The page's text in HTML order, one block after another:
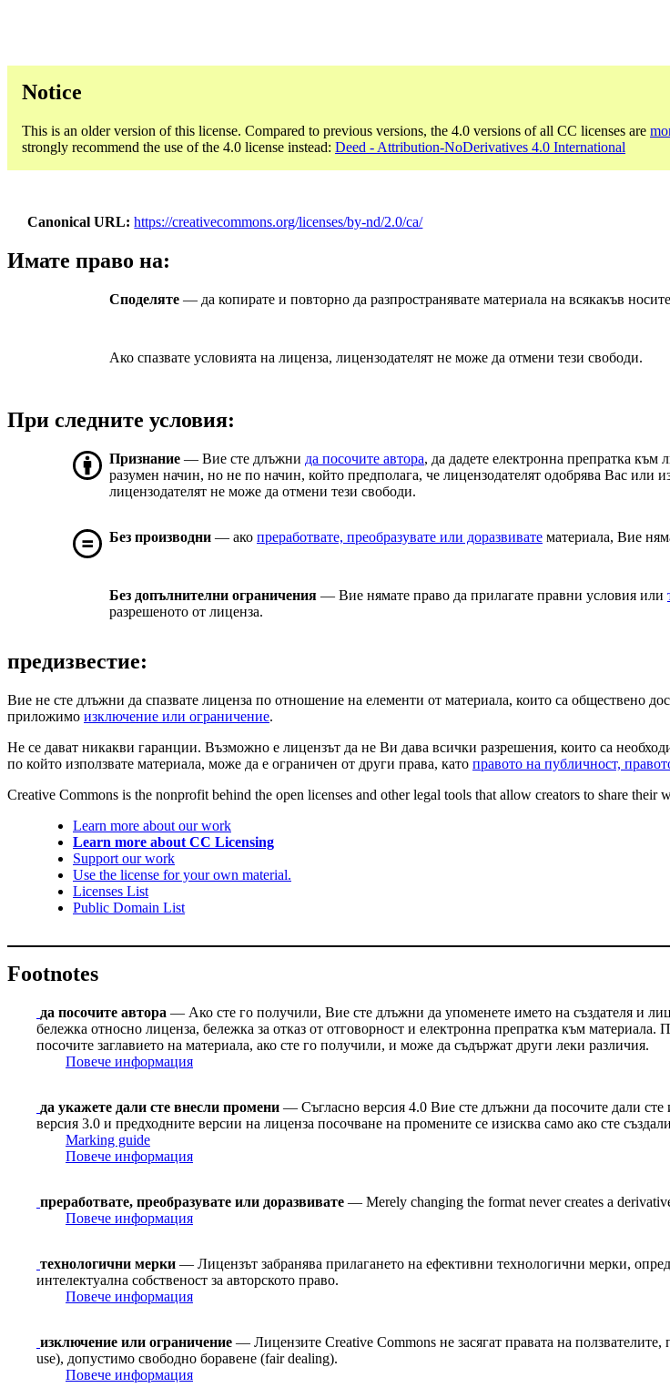
Notice
This is an older version of this license. Compared to previous versions, the 4.0 versions of all CC licenses are
strongly recommend the use of the 4.0 license instead: Deed - Attribution-NoDerivatives 4.0 International
Canonical URL https://creativecommons.org/licenses/by-nd/2.0/ca/
Имате право на:
Споделяте — да копирате и повторно да разпространявате материала на всякакъв
Ако спазвате условията на лиценза, лицензодателят не може да отмени тези свободи.
При следните условия:
Признание — Вие сте длъжни да посочите автора, да дадете електронна препратка към
разумен начин, но не по начин, който предполага, че лицензодателят одобрява Вас или
лицензодателят не може да отмени тези свободи.
Без производни — ако преработвате, преобразувате или доразвивате материала, Вие
Без допълнителни ограничения — Вие нямате право да прилагате правни условия или
разрешеното от лиценза.
предизвестие:
Вие не сте длъжни да спазвате лиценза по отношение на елементи от материала, които са обществено
приложимо изключение или ограничение.
Не се дават никакви гаранции. Възможно е лицензът да не Ви дава всички разрешения, които са
по който използвате материала, може да е ограничен от други права, като правото на публичност,
Creative Commons is the nonprofit behind the open licenses and other legal tools that allow creators to share their
Learn more about our work
Learn more about CC Licensing
Support our work
Use the license for your own material.
Licenses List
Public Domain List
Footnotes
да посочите автора — Ако сте го получили, Вие сте длъжни да упоменете името на създателя и
бележка относно лиценза, бележка за отказ от отговорност и електронна препратка към
посочите заглавието на материала, ако сте го получили, и може да съдържат други леки различия.
Повече информация
да укажете дали сте внесли промени — Съгласно версия 4.0 Вие сте длъжни да посочите дали
версия 3.0 и предходните версии на лиценза посочване на промените се изисква само ако сте
Marking guide
Повече информация
преработвате, преобразувате или доразвивате — Merely changing the format never creates a
Повече информация
технологични мерки — Лицензът забранява прилагането на ефективни технологични мерки,
интелектуална собственост за авторското право.
Повече информация
изключение или ограничение — Лицензите Creative Commons не засягат правата на
use), допустимо свободно боравене (fair dealing).
Повече информация